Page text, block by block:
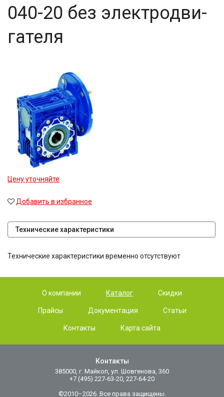
040-20 без элек­трод­ви­
гате­ля
Цену уточняйте
Добавить в избранное
Технические характеристики
Технические характеристики временно отсутствуют
О компании Каталог Скидки
Прайсы Документация Статьи
Контакты Карта сайта
Контакты
385000, г. Майкоп, ул. Шовгенова, 360
+7 (495) 227-63-20, 227-64-20
©2010–2026. Все права защищены.